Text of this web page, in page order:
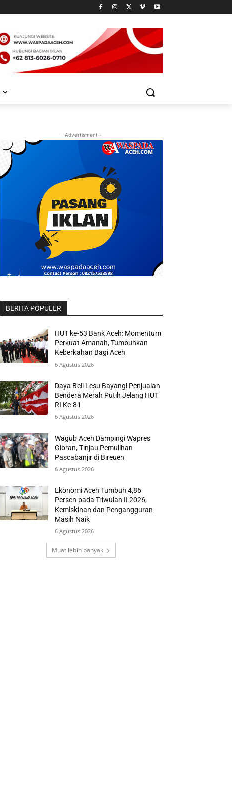
- Advertisment -
BERITA POPULER
HUT ke-53 Bank Aceh: Momentum
Perkuat Amanah, Tumbuhkan
Keberkahan Bagi Aceh
6 Agustus 2026
Daya Beli Lesu Bayangi Penjualan
Bendera Merah Putih Jelang HUT
RI Ke-81
6 Agustus 2026
Wagub Aceh Dampingi Wapres
Gibran, Tinjau Pemulihan
Pascabanjir di Bireuen
6 Agustus 2026
Ekonomi Aceh Tumbuh 4,86
Persen pada Triwulan II 2026,
Kemiskinan dan Pengangguran
Masih Naik
6 Agustus 2026
Muat lebih banyak